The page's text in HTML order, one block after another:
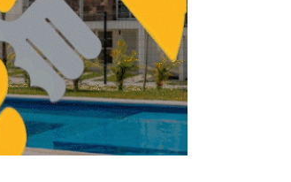
de interés para
hipotecas: Banorte